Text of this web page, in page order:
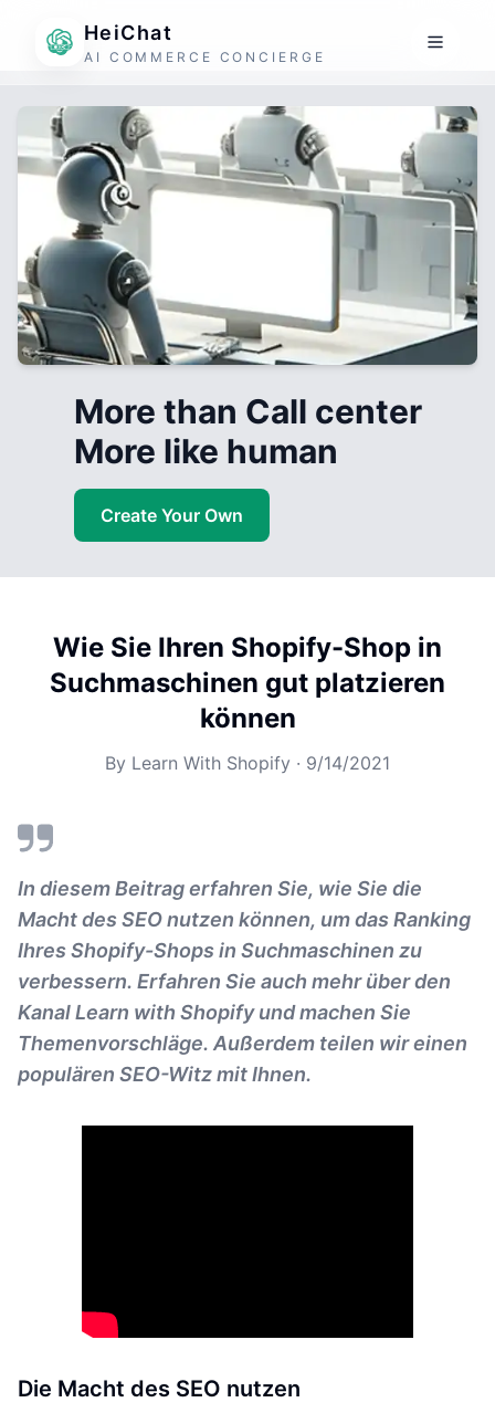
HeiChat
AI COMMERCE CONCIERGE
More than Call center
More like human
Create Your Own
Wie Sie Ihren Shopify-Shop in
Suchmaschinen gut platzieren
können
By Learn With Shopify · 9/14/2021
In diesem Beitrag erfahren Sie, wie Sie die
Macht des SEO nutzen können, um das Ranking
Ihres Shopify-Shops in Suchmaschinen zu
verbessern. Erfahren Sie auch mehr über den
Kanal Learn with Shopify und machen Sie
Themenvorschläge. Außerdem teilen wir einen
populären SEO-Witz mit Ihnen.
Die Macht des SEO nutzen